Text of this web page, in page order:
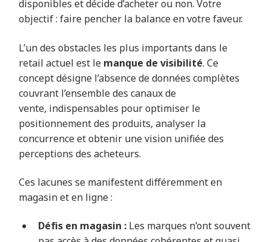
disponibles et décide d’acheter ou non. Votre
objectif : faire pencher la balance en votre faveur.
L’un des obstacles les plus importants dans le
retail actuel est le manque de visibilité. Ce
concept désigne l’absence de données complètes
couvrant l’ensemble des canaux de
vente, indispensables pour optimiser le
positionnement des produits, analyser la
concurrence et obtenir une vision unifiée des
perceptions des acheteurs.
Ces lacunes se manifestent différemment en
magasin et en ligne :
Défis en magasin : Les marques n’ont souvent